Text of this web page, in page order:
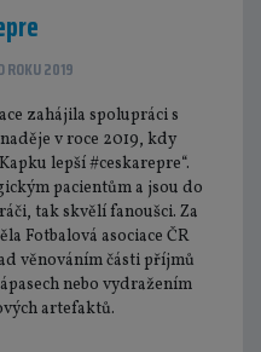
ROKU 2019
zahájila spolupráci s
v roce 2019, kdy
lepší #ceskarepre“.
pacientům a jsou do
tak skvělí fanoušci. Za
Fotbalová asociace ČR
věnováním části příjmů
nebo vydražením
artefaktů.